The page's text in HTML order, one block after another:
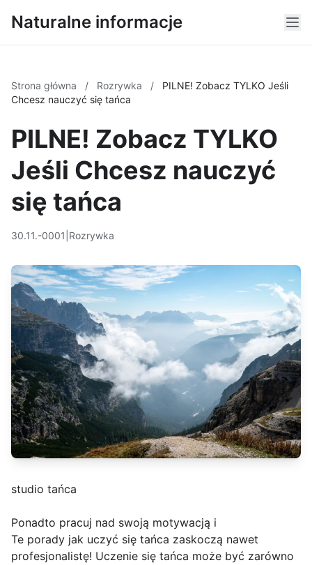
Naturalne informacje
Strona główna / Rozrywka /
PILNE! Zobacz TYLKO Jeśli
Chcesz nauczyć się tańca
PILNE! Zobacz TYLKO
Jeśli Chcesz nauczyć
się tańca
30.11.-0001 Rozrywka
studio tańca
Ponadto pracuj nad swoją motywacją i
Te porady jak uczyć się tańca zaskoczą nawet
profesjonalistę! Uczenie się tańca może być zarówno